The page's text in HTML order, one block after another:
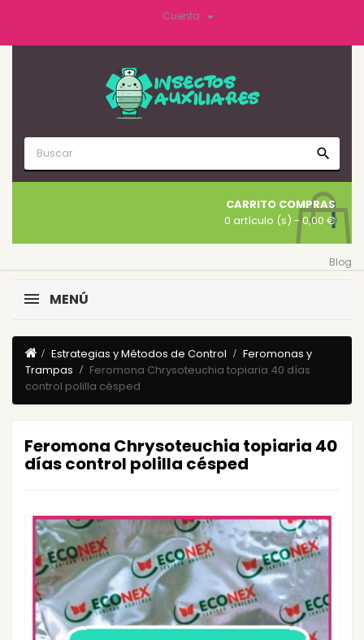
Cuenta 
search
CARRITO COMPRAS
0 artículo (s) - 0,00 €
Blog
MENÚ
Estrategias y Métodos de Control
Feromonas y
Trampas
Feromona Chrysoteuchia topiaria 40 días
control polilla césped
Feromona Chrysoteuchia topiaria 40
días control polilla césped